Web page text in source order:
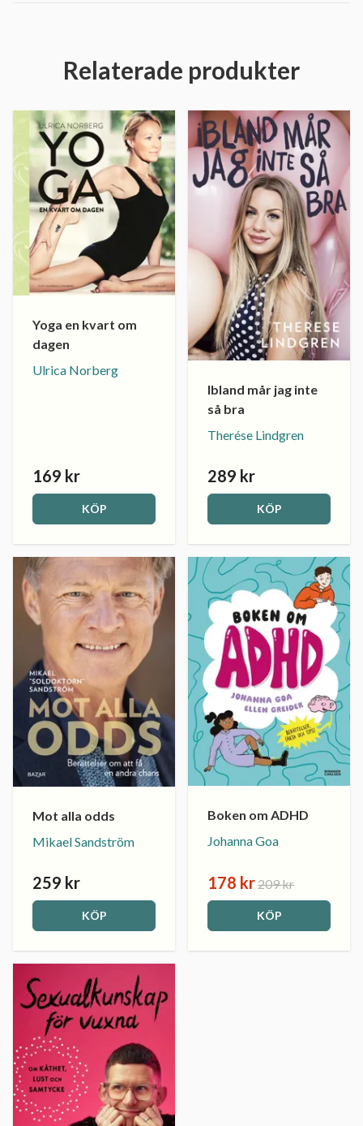
Relaterade produkter
Yoga en kvart om
dagen
Ulrica Norberg
169 kr
KÖP
Ibland mår jag inte
så bra
Therése Lindgren
289 kr
KÖP
Mot alla odds
Mikael Sandström
259 kr
KÖP
Boken om ADHD
Johanna Goa
178 kr209 kr
KÖP